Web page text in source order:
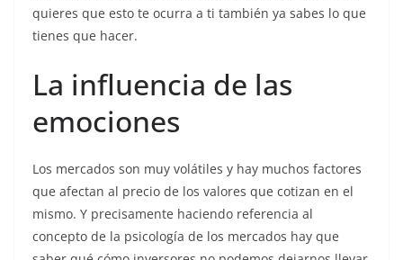
quieres que esto te ocurra a ti también ya sabes lo que
tienes que hacer.
La influencia de las
emociones
Los mercados son muy volátiles y hay muchos factores
que afectan al precio de los valores que cotizan en el
mismo. Y precisamente haciendo referencia al
concepto de la psicología de los mercados hay que